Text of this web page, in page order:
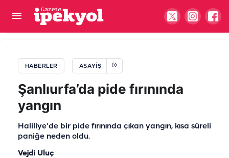
HABERLER ASAYIŞ
Şanlıurfa’da pide fırınında
yangın
Haliliye'de bir pide fırınında çıkan yangın, kısa süreli
paniğe neden oldu.
Vejdi Uluç
Böylesi ne görüldü ne duyuldu... Göz göre göre